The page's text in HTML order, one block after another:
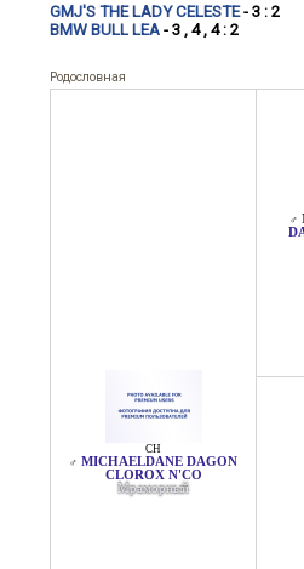
GMJ'S THE LADY CELESTE- 3 : 2
BMW BULL LEA - 3 , 4 , 4 : 2
Родословная
CH
♂ MICHAELDANE DAGON
CLOROX N'CO
Мраморный
♂